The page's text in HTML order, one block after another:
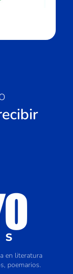
en literatura
poemarios.